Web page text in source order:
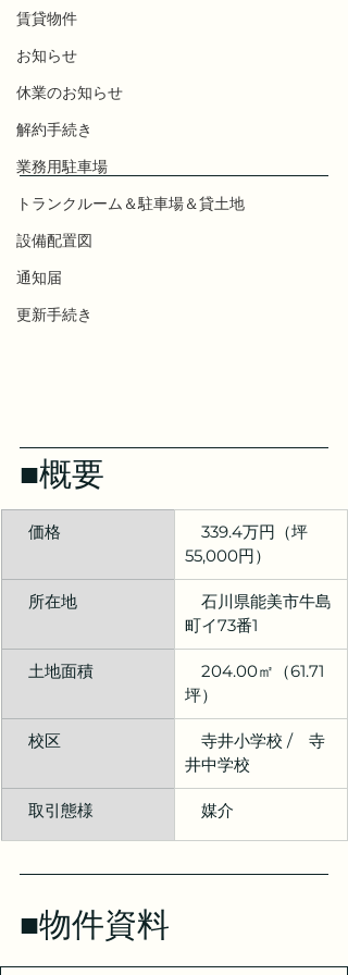
賃貸物件
お知らせ
休業のお知らせ
解約手続き
業務用駐車場
トランクルーム＆駐車場＆貸土地
設備配置図
通知届
更新手続き
■概要
価格
339.4万円（坪
55,000円）
所在地
石川県能美市牛島
町イ73番1
土地面積
204.00㎡（61.71
坪）
校区
寺井小学校 /　寺
井中学校
取引態様 媒介
■物件資料